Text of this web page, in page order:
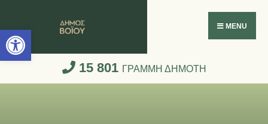
Ανοίξτε τη γραμμή εργαλείων
MENU
15 801 ΓΡΑΜΜΗ ΔΗΜΟΤΗ